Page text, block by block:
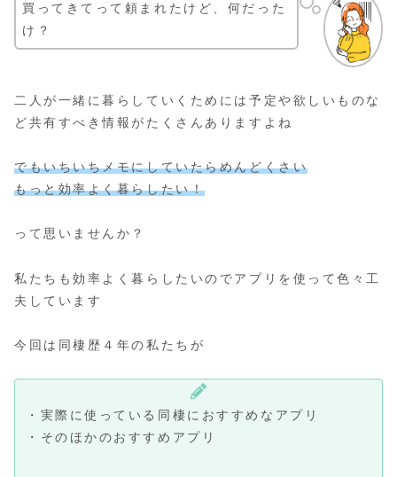
買ってきてって頼まれたけど、何だった
け？
二人が一緒に暮らしていくためには予定や欲しいものな
ど共有すべき情報がたくさんありますよね
でもいちいちメモにしていたらめんどくさい
もっと効率よく暮らしたい！
って思いませんか？
私たちも効率よく暮らしたいのでアプリを使って色々工
夫しています
今回は同棲歴４年の私たちが
・実際に使っている同棲におすすめなアプリ
・そのほかのおすすめアプリ